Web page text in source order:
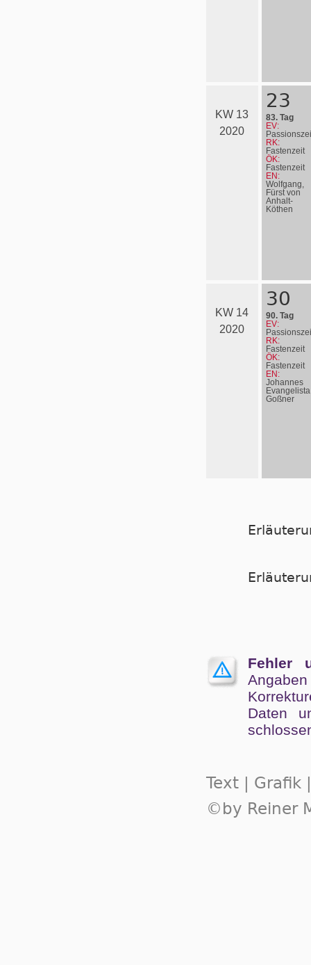
KW 13
2020
23
83. Tag
EV:
RK:
Fastenzeit
ÖK:
Fastenzeit
EN:
Wolfgang,
Fürst von
Anhalt-
Köthen
KW 14
2020
30
90. Tag
EV:
RK:
Fastenzeit
ÖK:
Fastenzeit
EN:
Johannes
Evangelista
Goßner
Fehler
Angaben
Da­ten
Text | Grafik
©by Reiner